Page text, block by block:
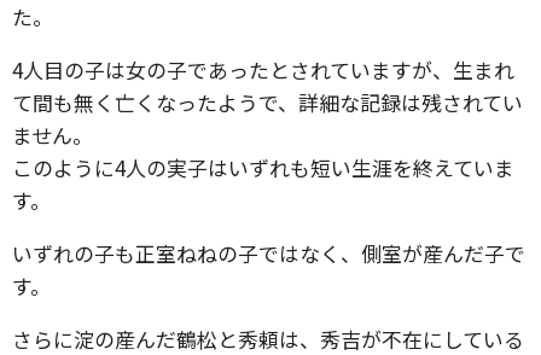
た。
4人目の子は女の子であったとされていますが、生まれ
て間も無く亡くなったようで、詳細な記録は残されてい
ません。
このように4人の実子はいずれも短い生涯を終えていま
す。
いずれの子も正室ねねの子ではなく、側室が産んだ子で
す。
さらに淀の産んだ鶴松と秀頼は、秀吉が不在にしている